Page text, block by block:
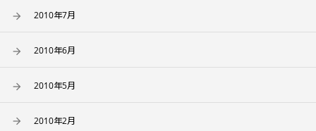
2010年7月
2010年6月
2010年5月
2010年2月